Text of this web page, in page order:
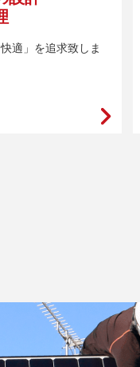
適」を追求致しま